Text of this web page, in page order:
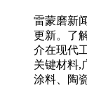
雷蒙磨新
更新。了
介在现代
关键材料,
涂料、陶